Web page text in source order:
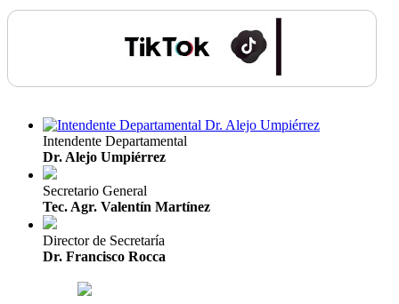
Intendente Departamental
Dr. Alejo Umpiérrez
Secretario General
Tec. Agr. Valentín Martínez
Director de Secretaría
Dr. Francisco Rocca